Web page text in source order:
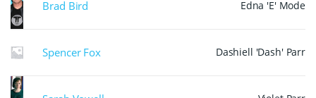
Brad Bird Edna 'E' Mode
Spencer Fox Dashiell 'Dash' Parr